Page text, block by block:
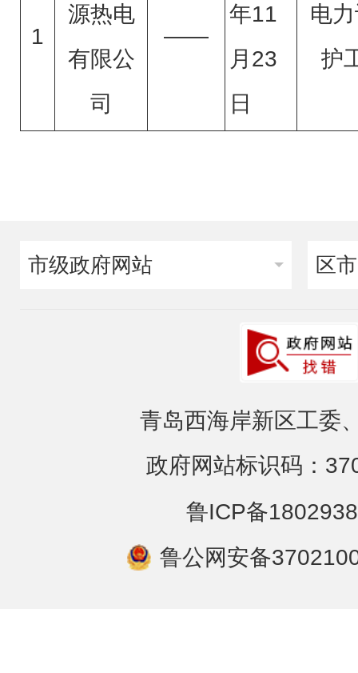
1
源热电
有限公
司
——
年11
月23
日
电
护
市级政府网站 区
青岛西海岸新区工委
政府网站标识码：
鲁ICP备
鲁公网安备